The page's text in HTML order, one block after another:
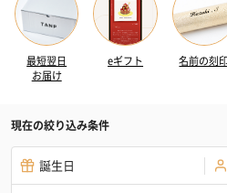
最短翌日
お届け
eギフト 名前の刻印
現在の絞り込み条件
誕生日